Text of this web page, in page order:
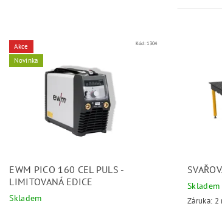
Akce
Novinka
Kód:1304
EWM PICO 160 CEL PULS -
LIMITOVANÁ EDICE
Skladem
Skladem
Záruka: 2